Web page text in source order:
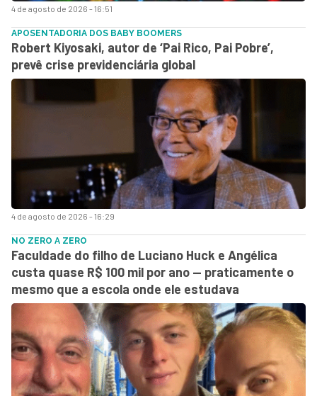
4 de agosto de 2026 - 16:51
4 de agosto de 2026 - 16:29
APOSENTADORIA DOS BABY BOOMERS
Robert Kiyosaki, autor de ‘Pai Rico, Pai Pobre’,
prevê crise previdenciária global
NO ZERO A ZERO
Faculdade do filho de Luciano Huck e Angélica
custa quase R$ 100 mil por ano — praticamente o
mesmo que a escola onde ele estudava